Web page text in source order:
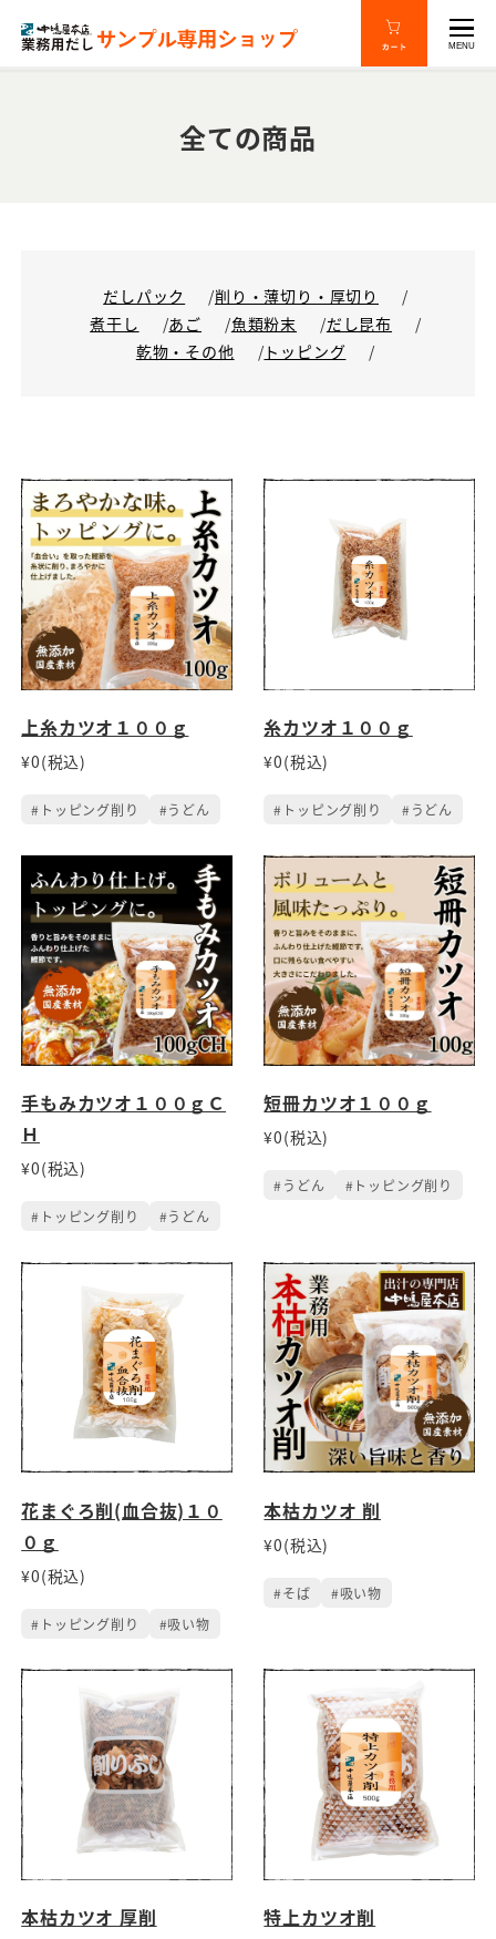
MENU
全ての商品
だしパック
削り・薄切り・厚切り
煮干し
あご 魚類粉末
だし昆布
乾物・その他
トッピング
上糸カツオ１００ｇ
¥0(税込)
#トッピング削り #うどん
糸カツオ１００ｇ
¥0(税込)
#トッピング削り #うどん
手もみカツオ１００ｇＣ
Ｈ
¥0(税込)
#トッピング削り #うどん
短冊カツオ１００ｇ
¥0(税込)
#うどん #トッピング削り
花まぐろ削(血合抜)１０
０ｇ
¥0(税込)
#トッピング削り #吸い物
本枯カツオ 削
¥0(税込)
#そば #吸い物
本枯カツオ 厚削 特上カツオ削